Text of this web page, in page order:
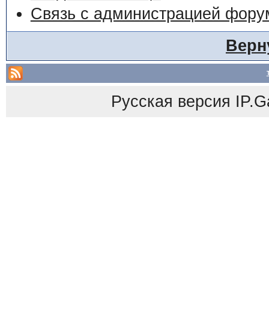
Связь с администрацией
Русская версия